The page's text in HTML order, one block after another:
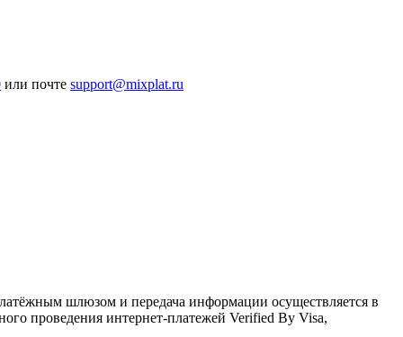
или почте support@mixplat.ru
шлюзом и передача информации осуществляется в
проведения интернет-платежей Verified By Visa,